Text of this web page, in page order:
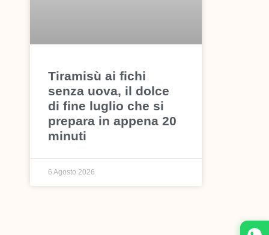
Tiramisù ai fichi
senza uova, il dolce
di fine luglio che si
prepara in appena 20
minuti
6 Agosto 2026